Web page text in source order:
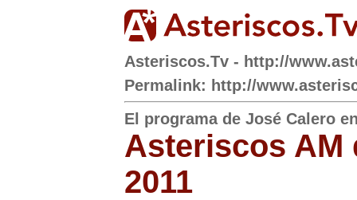
Asteriscos.Tv - http://
Permalink: http://
El programa de José Calero
Asteriscos AM
2011